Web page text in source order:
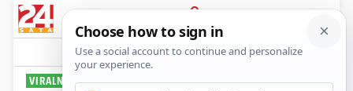
PRIJAVA
Sport Komentari
VIRALNA SNIMKA